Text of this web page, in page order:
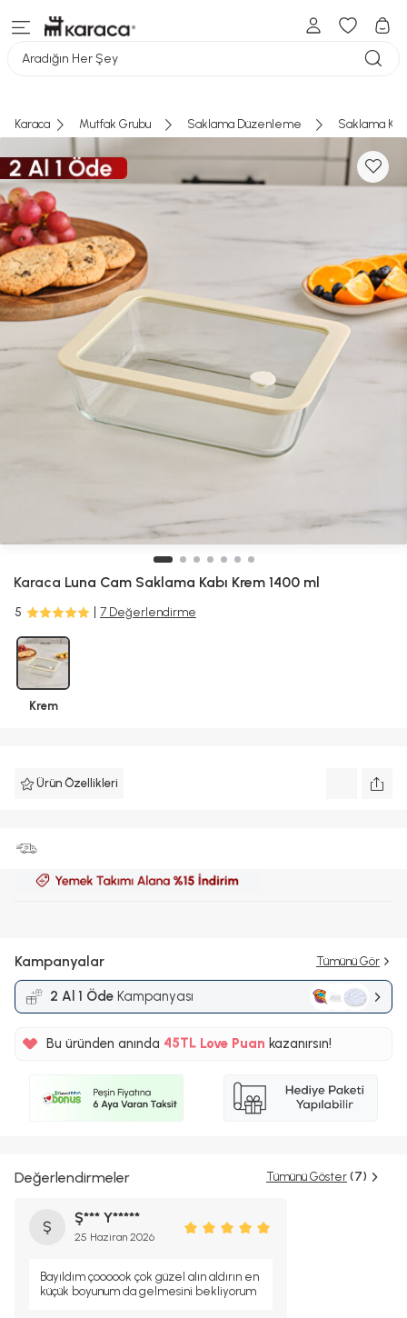
Aradığın Her Şey
Karaca Mutfak Grubu Saklama Düzenleme Saklama
Karaca Luna Cam Saklama Kabı Krem 1400 ml
5 7 Değerlendirme
Krem
Ürün Özellikleri
Kampanyalar Tümünü Gör
2 Al 1 Öde Kampanyası
Bu üründen anında 45TL Love Puan kazanırsın!
Değerlendirmeler Tümünü Göster (7)
Ş
Ş*** Y*****
25 Haziran 2026
Bayıldım çoooook çok güzel alın aldırın en
küçük boyunum da gelmesini bekliyorum